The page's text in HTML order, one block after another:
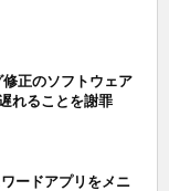
正のソフトウェア
れることを謝罪
ードアプリをメニ